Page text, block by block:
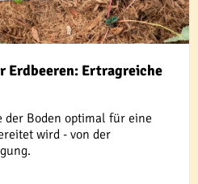
Erdbeeren: Ertragreiche
der Boden optimal für eine
wird - von der